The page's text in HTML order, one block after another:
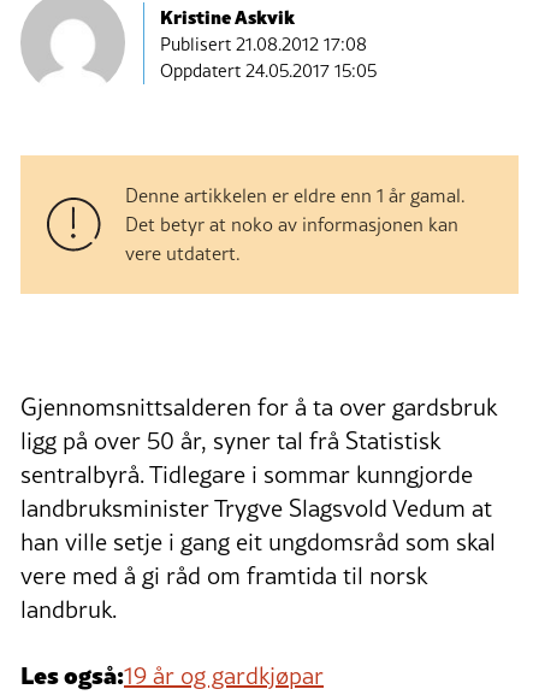
Kristine Askvik
Publisert21.08.2012 17:08
Oppdatert 24.05.2017 15:05
Denne artikkelen er eldre enn 1 år gamal.
Det betyr at noko av informasjonen kan
vere utdatert.
Gjennomsnittsalderen for å ta over gardsbruk
ligg på over 50 år, syner tal frå Statistisk
sentralbyrå. Tidlegare i sommar kunngjorde
landbruksminister Trygve Slagsvold Vedum at
han ville setje i gang eit ungdomsråd som skal
vere med å gi råd om framtida til norsk
landbruk.
Les også:19 år og gardkjøpar